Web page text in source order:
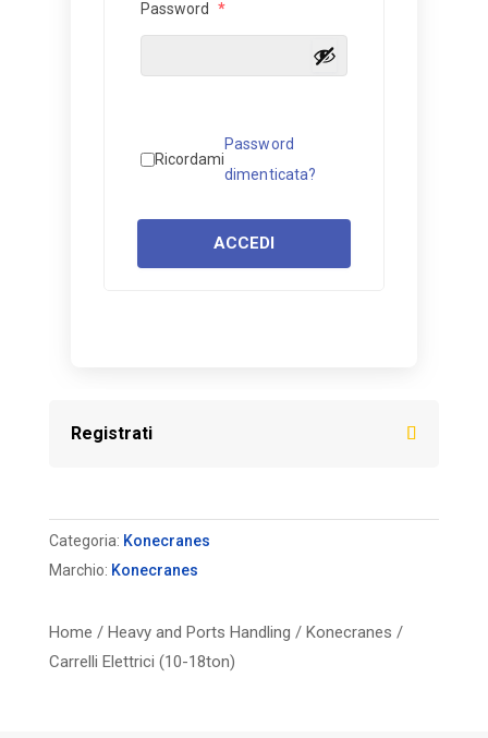
Password *
Ricordami
Password
dimenticata?
ACCEDI
Registrati
Categoria: Konecranes
Marchio: Konecranes
Home / Heavy and Ports Handling / Konecranes /
Carrelli Elettrici (10-18ton)